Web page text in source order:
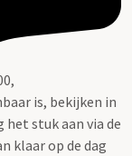
is, bekijken in
het stuk aan via de
klaar op de dag